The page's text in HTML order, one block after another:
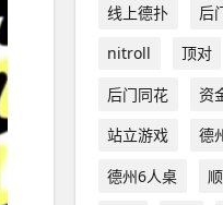
线上德扑 后
nitroll
顶对
后门同花
资
站立游戏
德
德州6人桌